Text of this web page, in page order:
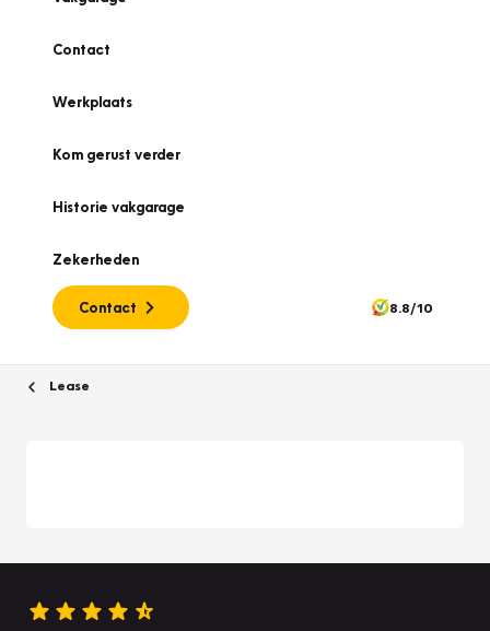
Contact
Werkplaats
Kom gerust verder
Historie vakgarage
Zekerheden
Contact 8.8/10
Lease